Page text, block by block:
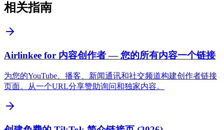
相关指南
Airlinkee for 内容创作者 — 您的所有内容一个链接
为您的YouTube、播客、新闻通讯和社交频道构建创作者链接
页面。从一个URL分享赞助询问和独家内容。